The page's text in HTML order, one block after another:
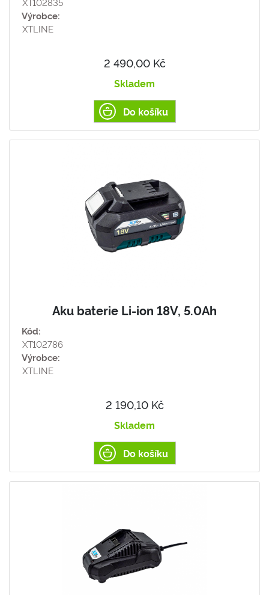
Výrobce:
XTLINE
2 490,00 Kč
Skladem
Do košíku
Aku baterie Li-ion 18V, 5.0Ah
Kód:
XT102786
Výrobce:
XTLINE
2 190,10 Kč
Skladem
Do košíku